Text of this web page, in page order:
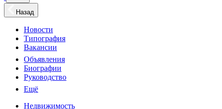
Назад
Новости
Типография
Вакансии
Объявления
Биографии
Руководство
Ещё
Недвижимость